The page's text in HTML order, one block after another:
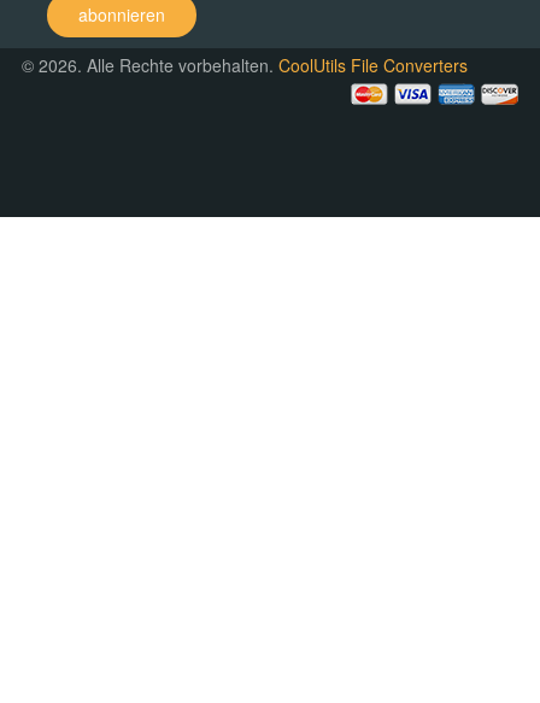
abonnieren
© 2026. Alle Rechte vorbehalten.CoolUtils File Converters